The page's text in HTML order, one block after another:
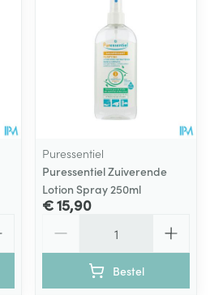
Puressentiel
Puressentiel Zuiverende
Lotion Spray 250ml
€ 15,90
Bestel